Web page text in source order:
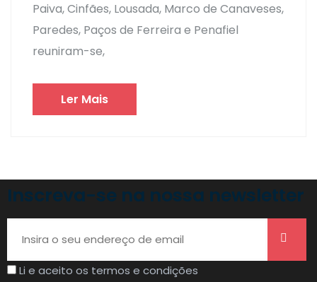
Paiva, Cinfães, Lousada, Marco de Canaveses,
Paredes, Paços de Ferreira e Penafiel
reuniram-se,
Ler Mais
Inscreva-se na nossa newsletter
Li e aceito os termos e condições